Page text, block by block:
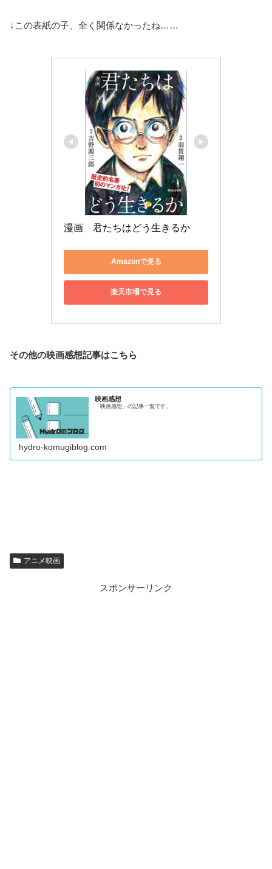
↓この表紙の子、全く関係なかったね……
漫画　君たちはどう生きるか
Amazonで見る
楽天市場で見る
その他の映画感想記事はこちら
映画感想
「映画感想」の記事一覧です。
hydro-komugiblog.com
アニメ映画
スポンサーリンク